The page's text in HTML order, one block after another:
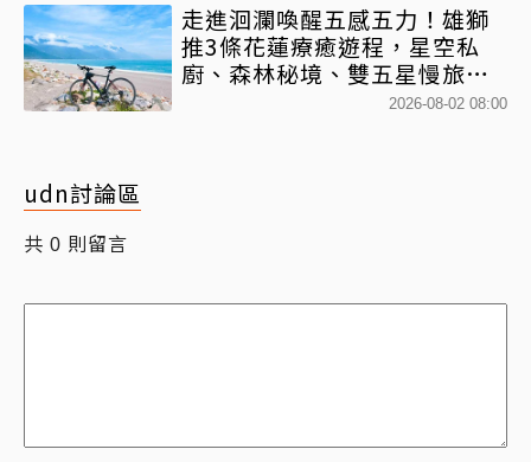
走進洄瀾喚醒五感五力！雄獅
推3條花蓮療癒遊程，星空私
廚、森林秘境、雙五星慢旅一
2026-08-02 08:00
udn討論區
共 0 則留言